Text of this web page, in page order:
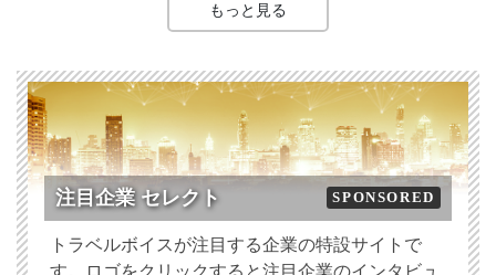
もっと見る
注目企業 セレクト SPONSORED
トラベルボイスが注目する企業の特設サイトで